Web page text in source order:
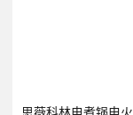
思薇科林电煮锅电火